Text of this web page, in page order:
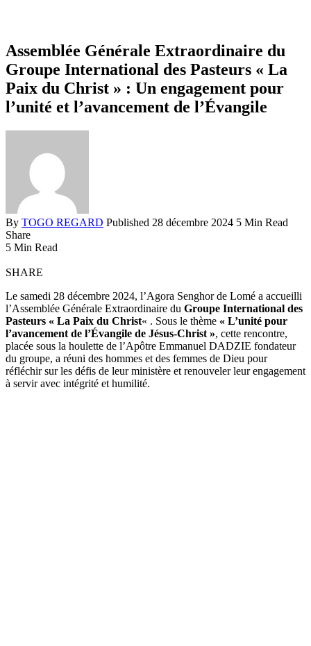
Assemblée Générale Extraordinaire du
Groupe International des Pasteurs « La
Paix du Christ » : Un engagement pour
l’unité et l’avancement de l’Évangile
By TOGO REGARD Published 28 décembre 2024 5 Min Read
Share
5 Min Read
SHARE
Le samedi 28 décembre 2024, l’Agora Senghor de Lomé a accueilli
l’Assemblée Générale Extraordinaire du Groupe International des
Pasteurs « La Paix du Christ« . Sous le thème « L’unité pour
l’avancement de l’Évangile de Jésus-Christ », cette rencontre,
placée sous la houlette de l’Apôtre Emmanuel DADZIE fondateur
du groupe, a réuni des hommes et des femmes de Dieu pour
réfléchir sur les défis de leur ministère et renouveler leur engagement
à servir avec intégrité et humilité.